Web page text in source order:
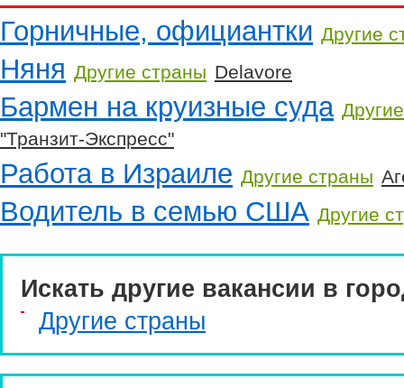
Горничные, официантки Другие
Няня Другие страны Delavore
Бармен на круизные суда
"Транзит-Экспресс"
Работа в Израиле Другие страны
Водитель в семью США Другие
Искать другие вакансии в
Другие страны